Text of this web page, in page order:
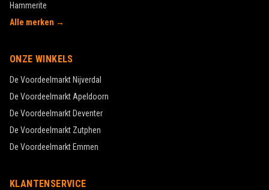
Hammerite
Alle merken →
ONZE WINKELS
De Voordeelmarkt Nijverdal
De Voordeelmarkt Apeldoorn
De Voordeelmarkt Deventer
De Voordeelmarkt Zutphen
De Voordeelmarkt Emmen
KLANTENSERVICE